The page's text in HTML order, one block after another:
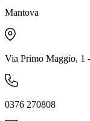
Mantova
Via Primo Maggio, 1
0376 270808